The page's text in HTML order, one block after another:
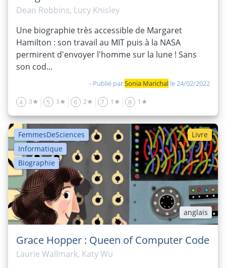
Dean Robbins, Lucy Knisley
Une biographie très accessible de Margaret
Hamilton : son travail au MIT puis à la NASA
permirent d'envoyer l'homme sur la lune ! Sans
son cod...
- Publié parSonia Marichal le 24/02/2022
4 3★ 5 3★ 6 2★ 7 1★ 8 1★
FemmesDeSciences
Informatique
Biographie
Livre
anglais
Grace Hopper : Queen of Computer Code
Laurie Wallmark, Katy Wu